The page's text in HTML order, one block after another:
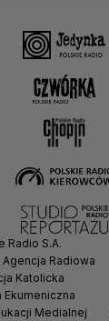
Radio S.A.
Radiowa
Katolicka
Ekumeniczna
Medialnej